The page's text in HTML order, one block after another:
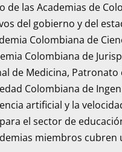
de las Academias de
del gobierno y del
Colombiana de
Colombiana de
de Medicina,
Colombiana de
artificial y la
el sector de
miembros